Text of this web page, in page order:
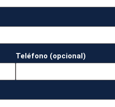
Teléfono (opcional)
HUELVA.